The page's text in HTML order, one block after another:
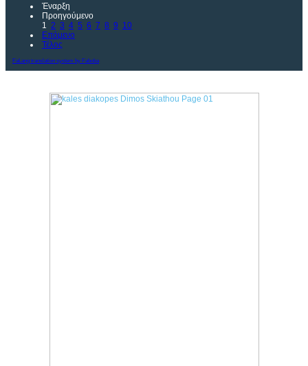
Έναρξη
Προηγούμενο
1
2 3 4 5 6 7 8 9 10
Επόμενο
Τέλος
FaLang translation system by Faboba